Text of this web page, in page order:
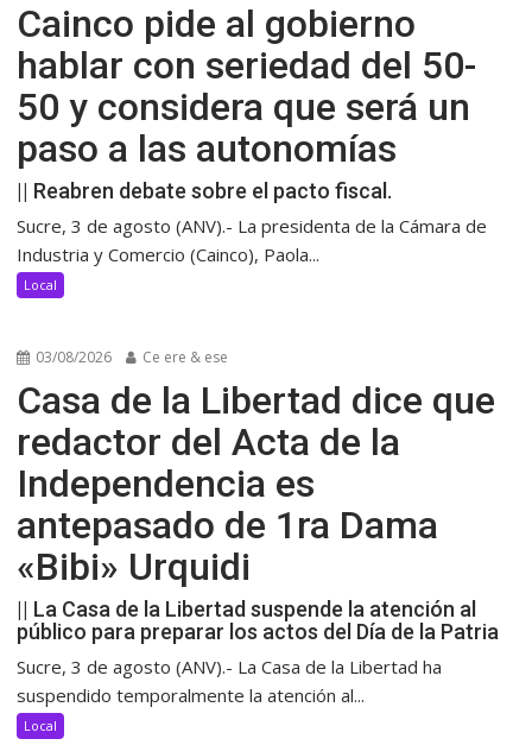
Cainco pide al gobierno
hablar con seriedad del 50-
50 y considera que será un
paso a las autonomías
|| Reabren debate sobre el pacto fiscal.
Sucre, 3 de agosto (ANV).- La presidenta de la Cámara de
Industria y Comercio (Cainco), Paola...
Local
03/08/2026 Ce ere & ese
Casa de la Libertad dice que
redactor del Acta de la
Independencia es
antepasado de 1ra Dama
«Bibi» Urquidi
|| La Casa de la Libertad suspende la atención al
público para preparar los actos del Día de la Patria
Sucre, 3 de agosto (ANV).- La Casa de la Libertad ha
suspendido temporalmente la atención al...
Local